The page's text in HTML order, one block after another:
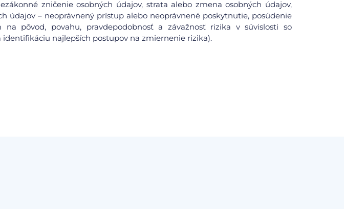
zničenie osobných údajov, strata alebo zmena osobných údajov,
údajov – neoprávnený prístup alebo neoprávnené poskytnutie, posúdenie
na pôvod, povahu, pravdepodobnosť a závažnosť rizika v súvislosti so
identifikáciu najlepších postupov na zmiernenie rizika).